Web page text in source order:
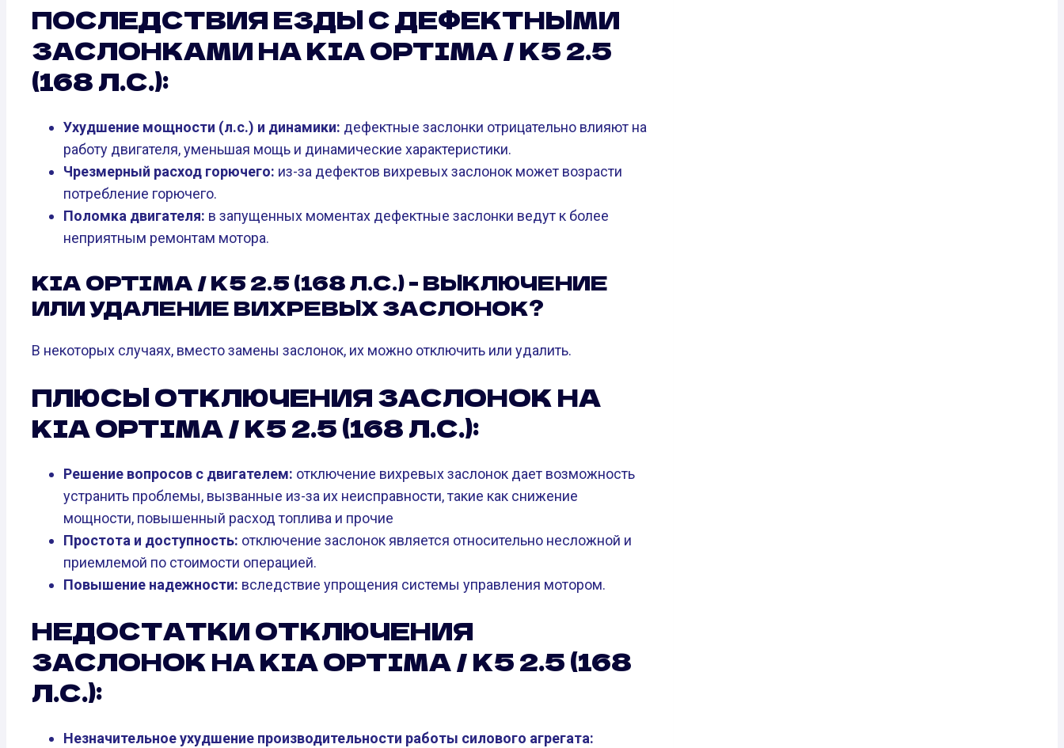
ПОСЛЕДСТВИЯ ЕЗДЫ С ДЕФЕКТНЫМИ
ЗАСЛОНКАМИ НА KIA OPTIMA / K5 2.5
(168 Л.С.):
Ухудшение мощности (л.с.) и динамики: дефектные заслонки отрицательно влияют на
работу двигателя, уменьшая мощь и динамические характеристики.
Чрезмерный расход горючего: из-за дефектов вихревых заслонок может возрасти
потребление горючего.
Поломка двигателя: в запущенных моментах дефектные заслонки ведут к более
неприятным ремонтам мотора.
KIA OPTIMA / K5 2.5 (168 Л.С.) - ВЫКЛЮЧЕНИЕ
ИЛИ УДАЛЕНИЕ ВИХРЕВЫХ ЗАСЛОНОК?
В некоторых случаях, вместо замены заслонок, их можно отключить или удалить.
ПЛЮСЫ ОТКЛЮЧЕНИЯ ЗАСЛОНОК НА
KIA OPTIMA / K5 2.5 (168 Л.С.):
Решение вопросов с двигателем: отключение вихревых заслонок дает возможность
устранить проблемы, вызванные из-за их неисправности, такие как снижение
мощности, повышенный расход топлива и прочие
Простота и доступность: отключение заслонок является относительно несложной и
приемлемой по стоимости операцией.
Повышение надежности: вследствие упрощения системы управления мотором.
НЕДОСТАТКИ ОТКЛЮЧЕНИЯ
ЗАСЛОНОК НА KIA OPTIMA / K5 2.5 (168
Л.С.):
Незначительное ухудшение производительности работы силового агрегата: